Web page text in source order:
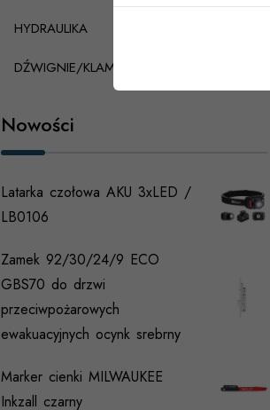
HYDRAULIKA
DŹWIGNIE/KLAMKI PANICZNE
Nowości
Latarka czołowa AKU 3xLED /
LB0106
Zamek 92/30/24/9 ECO
GBS70 do drzwi
przeciwpożarowych
ewakuacyjnych ocynk srebrny
Marker cienki MILWAUKEE
Inkzall czarny